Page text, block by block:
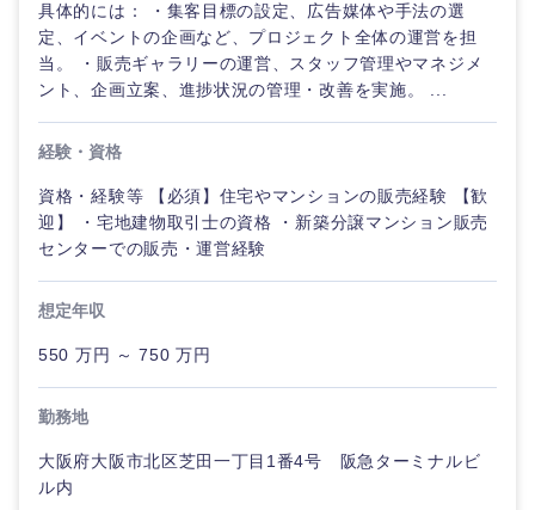
具体的には： ・集客目標の設定、広告媒体や手法の選
定、イベントの企画など、プロジェクト全体の運営を担
当。 ・販売ギャラリーの運営、スタッフ管理やマネジメ
ント、企画立案、進捗状況の管理・改善を実施。 ...
経験・資格
資格・経験等 【必須】住宅やマンションの販売経験 【歓
迎】 ・宅地建物取引士の資格 ・新築分譲マンション販売
センターでの販売・運営経験
想定年収
550 万円 ～ 750 万円
勤務地
大阪府大阪市北区芝田一丁目1番4号 阪急ターミナルビ
ル内